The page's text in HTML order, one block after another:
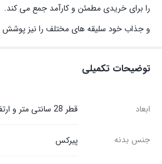
را برای خریدی مطمئن و کارآمد جمع می کند.
و جذاب خود سلیقه های مختلف را نیز
توضیحات تکمیلی
ابعاد قطر 28 سانتی متر و ارتفاع 3.5 سانتی متر
جنس بدنه پیرکس